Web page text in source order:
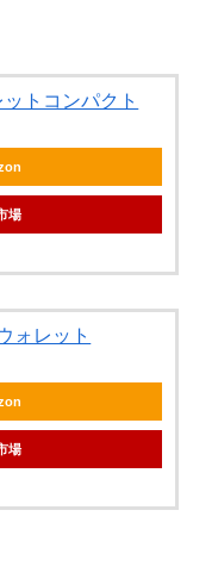
トコンパクト
場
ォレット
場